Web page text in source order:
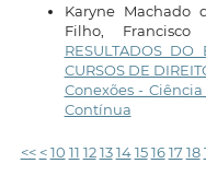
Karyne Machado
Filho,
RESULTADOS DO
CURSOS DE
Conexões -
Contínua
<< < 10 11 12 13 14 15 16 17 18